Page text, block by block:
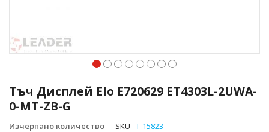
Тъч Дисплей Elo E720629 ET4303L-2UWA-
0-MT-ZB-G
Изчерпано количество SKU T-15823
към
началото
на
галерия